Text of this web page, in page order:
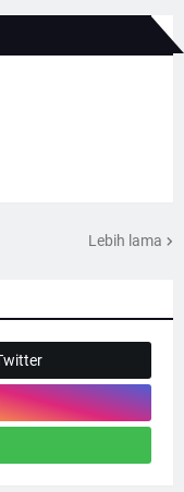
Lebih lama